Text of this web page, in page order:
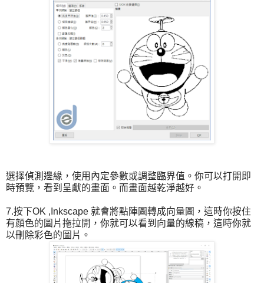
選擇偵測邊緣，使用內定參數或調整臨界值。你可以打開即
時預覽，看到呈獻的畫面。而畫面越乾淨越好。
7.按下OK ,Inkscape 就會將點陣圖轉成向量圖，這時你按住
有顔色的圖片拖拉開，你就可以看到向量的線稿，這時你就
以刪除彩色的圖片。